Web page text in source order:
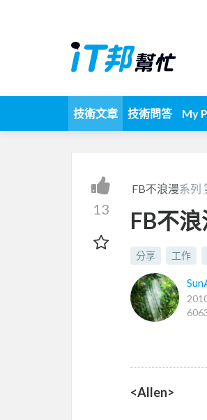
技術文章 技術問答 My
13
FB不浪漫系列
FB不
分享 工作
<Allen>